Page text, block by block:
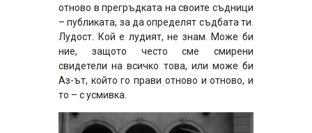
отново в прегръдката на своите съдници
– публиката, за да определят съдбата ти.
Лудост. Кой е лудият, не знам. Може би
ние, защото често сме смирени
свидетели на всичко това, или може би
Аз-ът, който го прави отново и отново, и
то – с усмивка.